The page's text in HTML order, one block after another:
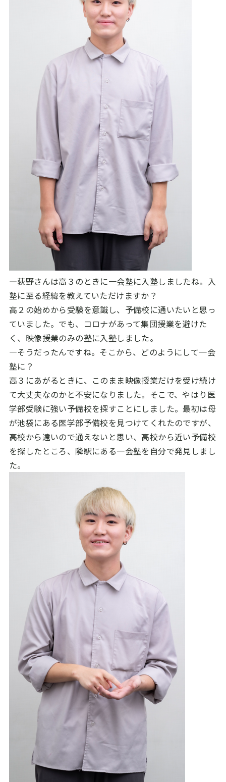
―荻野さんは高３のときに一会塾に入塾しましたね。入
塾に至る経緯を教えていただけますか？
高２の始めから受験を意識し、予備校に通いたいと思っ
ていました。でも、コロナがあって集団授業を避けた
く、映像授業のみの塾に入塾しました。
―そうだったんですね。そこから、どのようにして一会
塾に？
高３にあがるときに、このまま映像授業だけを受け続け
て大丈夫なのかと不安になりました。そこで、やはり医
学部受験に強い予備校を探すことにしました。最初は母
が池袋にある医学部予備校を見つけてくれたのですが、
高校から遠いので通えないと思い、高校から近い予備校
を探したところ、隣駅にある一会塾を自分で発見しまし
た。